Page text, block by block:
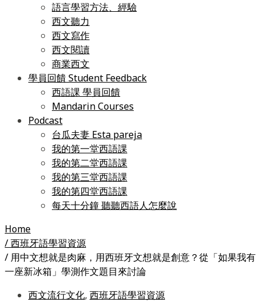
語言學習方法、經驗
西文聽力
西文寫作
西文閱讀
商業西文
學員回饋 Student Feedback
西語課 學員回饋
Mandarin Courses
Podcast
台瓜夫妻 Esta pareja
我的第一堂西語課
我的第二堂西語課
我的第三堂西語課
我的第四堂西語課
每天十分鐘 聽聽西語人怎麼說
Home
/ 西班牙語學習資源
/ 用中文想就是肉麻，用西班牙文想就是創意？從「如果我有
一座新冰箱」學測作文題目來討論
西文流行文化, 西班牙語學習資源